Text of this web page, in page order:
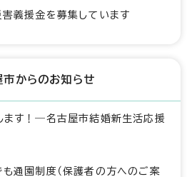
義援金を募集しています
市からのお知らせ
ます！―名古屋市結婚新生活応援
通園制度（保護者の方へのご案